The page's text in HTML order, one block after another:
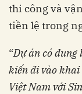
thi công và
tiền lệ trong
“Dự án có
kiến đi vào
Việt Nam với